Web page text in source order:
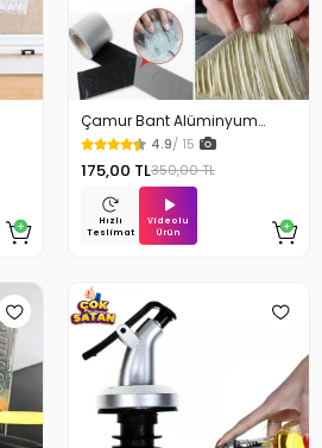
Çamur Bant Alüminyum
İzolasyon Tamir Bandı 5 Mt
4.9/ 15
175,00 TL350,00 TL
Hızlı
Teslimat
Videolu
Ürün